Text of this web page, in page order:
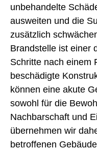
unbehandelte
ausweiten und die
zusätzlich
Brandstelle ist einer
Schritte nach einem
beschädigte
können eine akute
sowohl für die
Nachbarschaft und
übernehmen wir
betroffenen